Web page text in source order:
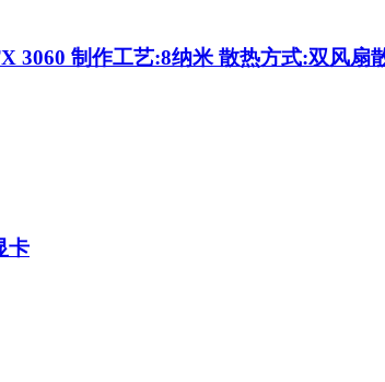
3060 制作工艺:8纳米 散热方式:双风
卡